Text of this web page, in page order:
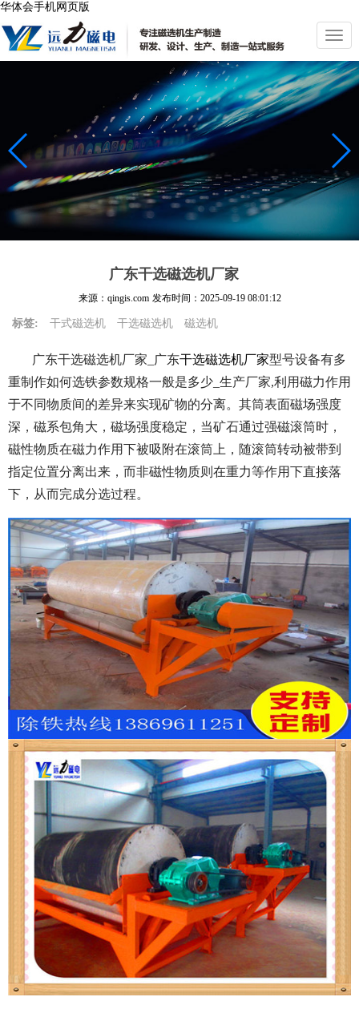
华体会手机网页版
切
换
导
航
广东干选磁选机厂家
来源：qingis.com 发布时间： 2025-09-19 08:01:12
标签: 干式磁选机 干选磁选机 磁选机
广东干选磁选机厂家_广东干选磁选机厂家型号设备有多
重制作如何选铁参数规格一般是多少_生产厂家,利用磁力作用
于不同物质间的差异来实现矿物的分离。其筒表面磁场强度
深，磁系包角大，磁场强度稳定，当矿石通过强磁滚筒时，
磁性物质在磁力作用下被吸附在滚筒上，随滚筒转动被带到
指定位置分离出来，而非磁性物质则在重力等作用下直接落
下，从而完成分选过程。